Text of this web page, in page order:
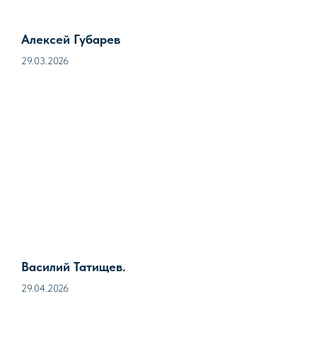
Алексей Губарев
29.03.2026
Василий Татищев.
29.04.2026